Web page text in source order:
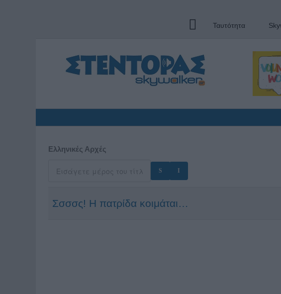
Ταυτότητα
Ελληνικές Αρχές
Σσσσς! Η πατρίδα κοιμάται…